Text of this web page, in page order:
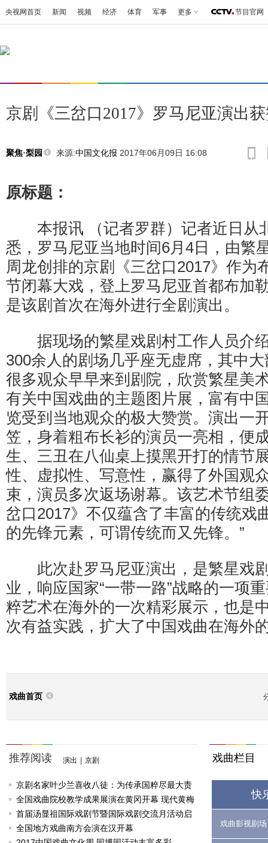
央视网首页 新闻 视频 经济 体育 军事 更多 节目官网
京剧《三岔口2017》罗马尼亚演出
聚焦·梨园 来源:中国文化报 2017年06月09日 16:08
原标题：
本报讯 （记者罗群）记者近日从
悉，罗马尼亚当地时间6月4日，由繁
周龙创排的京剧《三岔口2017》作为
节闭幕大戏，登上罗马尼亚首都布加
是该剧首次在海外进行全剧演出。
据现场的繁星戏剧村工作人员介
300余人的剧场几乎座无虚席，其中
很多观众早早来到剧院，欣赏繁星美
有关中国戏曲的主题图片展，富有中
览受到当地观众的极大赞赏。演出一
笠，身着粗布长衫的演员一亮相，便
生、三丑在八仙桌上摸黑开打的情节
性、虚拟性、写意性，赢得了外国观
束，演员多次返场谢幕。该艺术节组
岔口2017》不仅蕴含了丰富的传统戏
的先锋元素，可谓传统而又先锋。”
此次赴罗马尼亚演出，是繁星戏
业，响应国家“一带一路”战略的一项
粹艺术在海外的一次精彩展示，也是
次有益实践，扩大了中国戏曲在海外
戏曲首页
推荐阅读 演出 京剧
京剧名家叶少兰喜收八徒：为传承国粹尽最大责
任
全国戏曲院校教学成果展演在黄冈开幕 现代黄梅
戏《槐花谣》倾情..
首届汤显祖国际戏剧节暨国际戏剧交流月活动启
动
全国地方戏曲南方会演在汉开幕
戏曲栏目
快
戏曲影视剧场